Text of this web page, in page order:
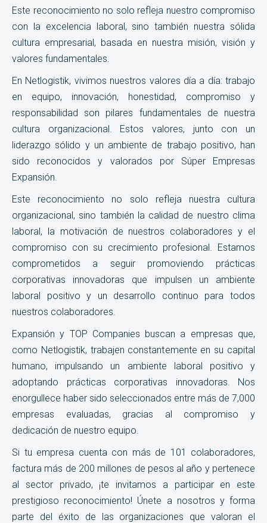
Este reconocimiento no solo refleja nuestro compromiso
con la excelencia laboral, sino también nuestra sólida
cultura empresarial, basada en nuestra misión, visión y
valores fundamentales.
En Netlogistik, vivimos nuestros valores día a día: trabajo
en equipo, innovación, honestidad, compromiso y
responsabilidad son pilares fundamentales de nuestra
cultura organizacional. Estos valores, junto con un
liderazgo sólido y un ambiente de trabajo positivo, han
sido reconocidos y valorados por Súper Empresas
Expansión.
Este reconocimiento no solo refleja nuestra cultura
organizacional, sino también la calidad de nuestro clima
laboral, la motivación de nuestros colaboradores y el
compromiso con su crecimiento profesional. Estamos
comprometidos a seguir promoviendo prácticas
corporativas innovadoras que impulsen un ambiente
laboral positivo y un desarrollo continuo para todos
nuestros colaboradores.
Expansión y TOP Companies buscan a empresas que,
como Netlogistik, trabajen constantemente en su capital
humano, impulsando un ambiente laboral positivo y
adoptando prácticas corporativas innovadoras. Nos
enorgullece haber sido seleccionados entre más de 7,000
empresas evaluadas, gracias al compromiso y
dedicación de nuestro equipo.
Si tu empresa cuenta con más de 101 colaboradores,
factura más de 200 millones de pesos al año y pertenece
al sector privado, ¡te invitamos a participar en este
prestigioso reconocimiento! Únete a nosotros y forma
parte del éxito de las organizaciones que valoran el